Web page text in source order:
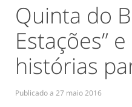
Quinta do
Estações”
histórias
Publicado a 27 maio 2016